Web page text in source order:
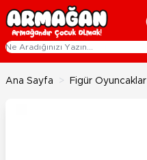
İçeriğe geç
Ana Sayfa > Figür Oyuncaklar